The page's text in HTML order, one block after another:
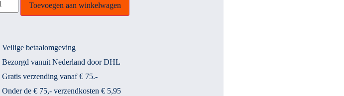
Toevoegen aan winkelwagen
Veilige betaalomgeving
Bezorgd vanuit Nederland door DHL
Gratis verzending vanaf € 75.-
Onder de € 75,- verzendkosten € 5,95